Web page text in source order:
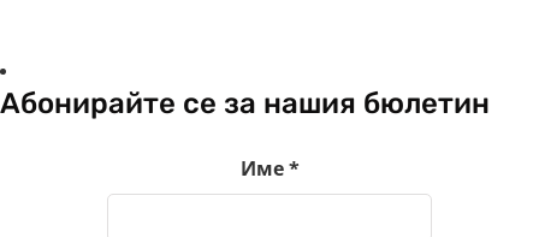
Абонирайте се за нашия бюлетин
Име*